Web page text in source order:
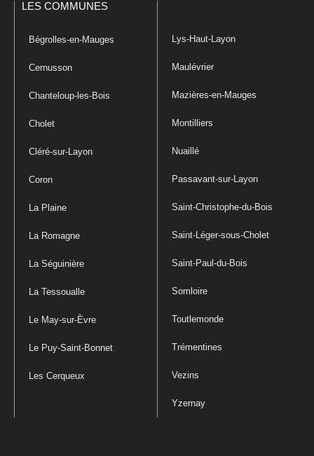
LES COMMUNES
Bégrolles-en-Mauges
Cernusson
Chanteloup-les-Bois
Cholet
Cléré-sur-Layon
Coron
La Plaine
La Romagne
La Séguinière
La Tessoualle
Le May-sur-Èvre
Le Puy-Saint-Bonnet
Les Cerqueux
Lys-Haut-Layon
Maulévrier
Mazières-en-Mauges
Montilliers
Nuaillé
Passavant-sur-Layon
Saint-Christophe-du-Bois
Saint-Léger-sous-Cholet
Saint-Paul-du-Bois
Somloire
Toutlemonde
Trémentines
Vezins
Yzernay